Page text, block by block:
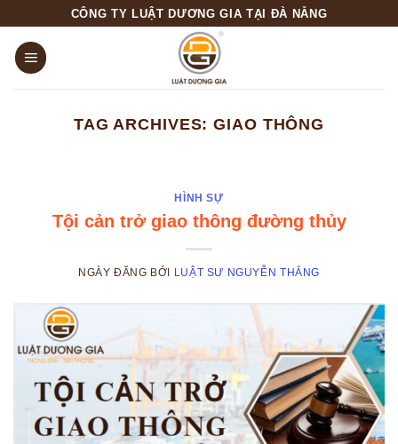
content
CÔNG TY LUẬT DƯƠNG GIA TẠI ĐÀ NẴNG
TAG ARCHIVES:GIAO THÔNG
HÌNH SỰ
Tội cản trở giao thông đường thủy
NGÀY ĐĂNG BỞI LUẬT SƯ NGUYỄN THẮNG